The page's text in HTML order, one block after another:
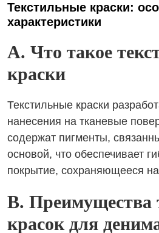
Текстильные краски:
характеристики
A. Что такое
краски
Текстильные краски
нанесения на тканевые
содержат пигменты,
основой, что обеспечивает
покрытие, сохраняющееся на
B. Преимущества
красок для